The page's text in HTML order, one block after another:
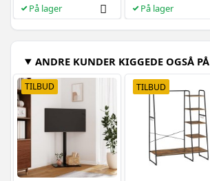
På lager På lager
ANDRE KUNDER KIGGEDE OGSÅ PÅ
TILBUD TILBUD